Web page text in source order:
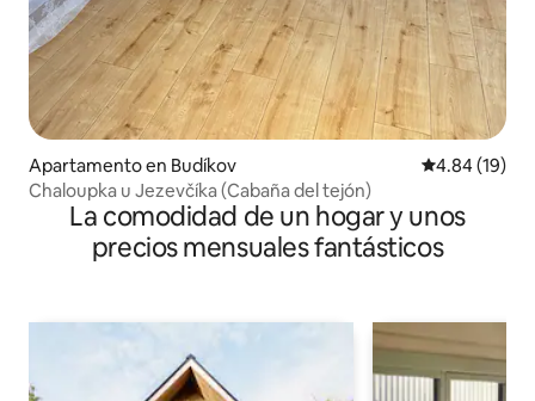
Apartamento en Budíkov Calificación
4.84 (19)
Chaloupka u Jezevčíka (Cabaña del tejón)
La comodidad de un hogar y unos
precios mensuales fantásticos